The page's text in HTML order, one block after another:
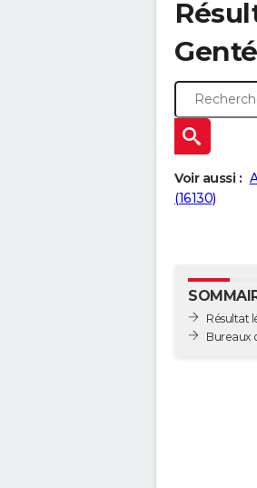
Voir aussi :
(16130)
Résultat